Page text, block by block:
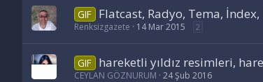
GIF Flatcast, Radyo, Tema,
Renksizgazete 14 Mar 2015 2
GIF hareketli yıldız resimleri,
CEYLAN GÖZNURUM 24 Şub 2016